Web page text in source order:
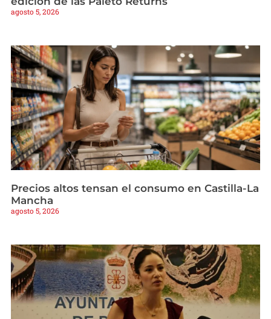
agosto 5, 2026
Precios altos tensan el consumo en Castilla-La
Mancha
agosto 5, 2026